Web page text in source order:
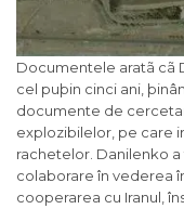
Documentele aratã cã
cel puþin cinci ani,
documente de
explozibilelor, pe care
rachetelor. Danilenko
colaborare în vederea
cooperarea cu Iranul,